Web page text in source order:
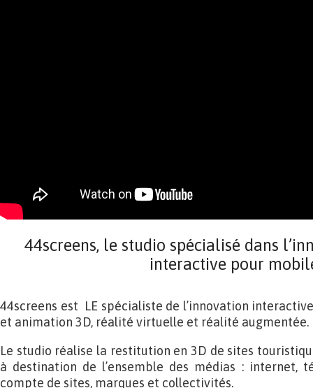
44screens, le studio spécialisé dans
interactive pour
44screens est LE spécialiste de l’innovation
et animation 3D, réalité virtuelle et réalité augmentée.
Le studio réalise la restitution en 3D de sites
à destination de l’ensemble des médias : internet,
compte de sites, marques et collectivités.